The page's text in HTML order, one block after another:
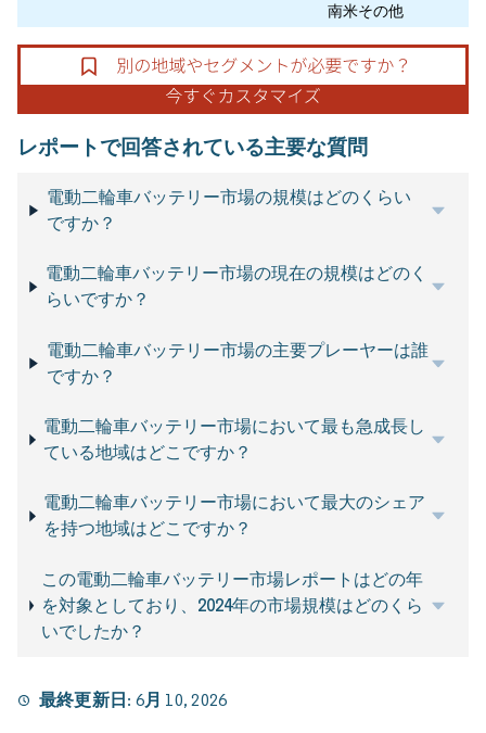
南米その他
レポートで回答されている主要な質問
電動二輪車バッテリー市場の規模はどのくらい
ですか？
電動二輪車バッテリー市場の現在の規模はどのく
らいですか？
電動二輪車バッテリー市場の主要プレーヤーは誰
ですか？
電動二輪車バッテリー市場において最も急成長し
ている地域はどこですか？
電動二輪車バッテリー市場において最大のシェア
を持つ地域はどこですか？
この電動二輪車バッテリー市場レポートはどの年
を対象としており、2024年の市場規模はどのくら
いでしたか？
最終更新日: 6月 10, 2026